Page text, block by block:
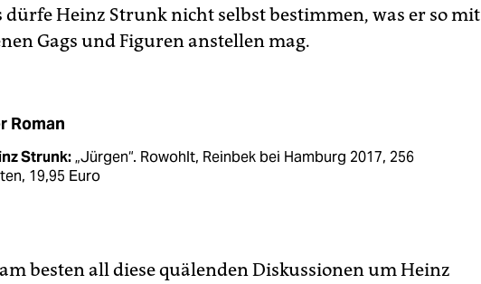
dürfe Heinz Strunk nicht selbst bestimmen, was er so mit
Gags und Figuren anstellen mag.
Roman
Strunk:„Jürgen“. ­Rowohlt, Reinbek bei Hamburg 2017, 256
19,95 Euro
besten all diese quälenden Diskussionen um Heinz